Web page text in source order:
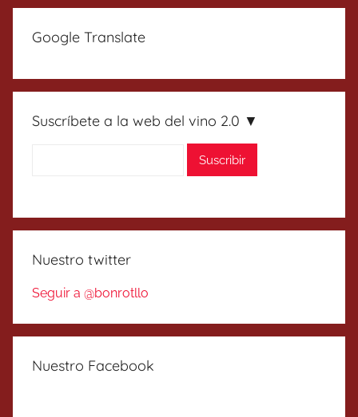
Google Translate
Suscríbete a la web del vino 2.0 ▼
Nuestro twitter
Seguir a @bonrotllo
Nuestro Facebook